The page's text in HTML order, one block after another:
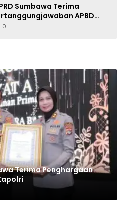
Sumbawa Terima
APBD
Rp201,68 Miliar dan
0
Terima Penghargaan